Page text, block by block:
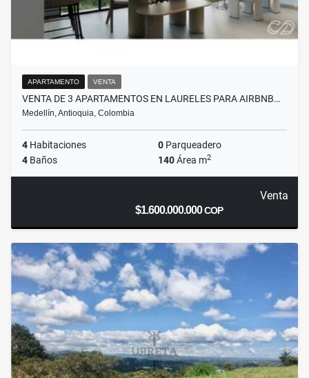
APARTAMENTO VENTA
VENTA DE 3 APARTAMENTOS EN LAURELES PARA AIRBNB…
Medellín, Antioquia, Colombia
4 Habitaciones 0 Parqueadero
4 Baños 140Área m2
Venta
$1.600.000.000COP